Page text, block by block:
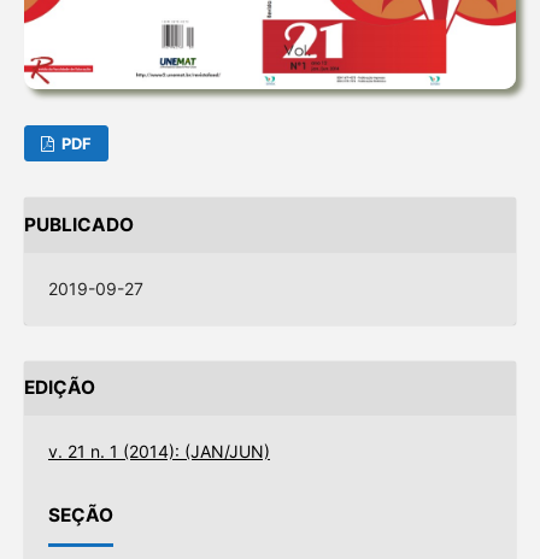
PDF
PUBLICADO
2019-09-27
EDIÇÃO
v. 21 n. 1 (2014): (JAN/JUN)
SEÇÃO